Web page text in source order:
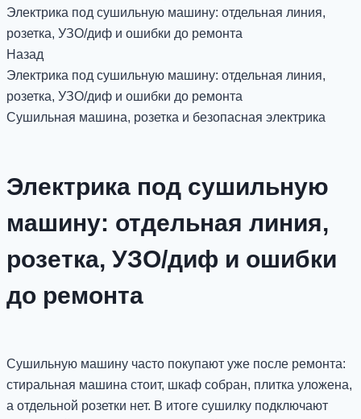
Электрика под сушильную машину: отдельная линия,
розетка, УЗО/диф и ошибки до ремонта
Назад
Электрика под сушильную машину: отдельная линия,
розетка, УЗО/диф и ошибки до ремонта
Сушильная машина, розетка и безопасная электрика
Электрика под сушильную
машину: отдельная линия,
розетка, УЗО/диф и ошибки
до ремонта
Сушильную машину часто покупают уже после ремонта:
стиральная машина стоит, шкаф собран, плитка уложена,
а отдельной розетки нет. В итоге сушилку подключают